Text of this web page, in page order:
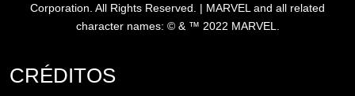
Corporation. All Rights Reserved. | MARVEL and all related
character names: © & ™ 2022 MARVEL.
CRÉDITOS